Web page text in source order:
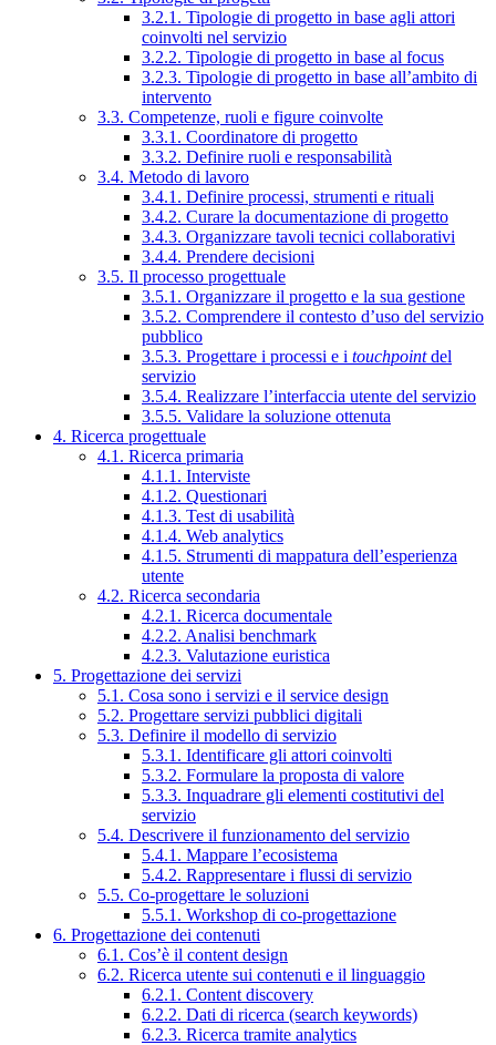
3.2.1. Tipologie di progetto in base agli attori
coinvolti nel servizio
3.2.2. Tipologie di progetto in base al focus
3.2.3. Tipologie di progetto in base all’ambito di
intervento
3.3. Competenze, ruoli e figure coinvolte
3.3.1. Coordinatore di progetto
3.3.2. Definire ruoli e responsabilità
3.4. Metodo di lavoro
3.4.1. Definire processi, strumenti e rituali
3.4.2. Curare la documentazione di progetto
3.4.3. Organizzare tavoli tecnici collaborativi
3.4.4. Prendere decisioni
3.5. Il processo progettuale
3.5.1. Organizzare il progetto e la sua gestione
3.5.2. Comprendere il contesto d’uso del servizio
pubblico
3.5.3. Progettare i processi e i touchpointdel
servizio
3.5.4. Realizzare l’interfaccia utente del servizio
3.5.5. Validare la soluzione ottenuta
4. Ricerca progettuale
4.1. Ricerca primaria
4.1.1. Interviste
4.1.2. Questionari
4.1.3. Test di usabilità
4.1.4. Web analytics
4.1.5. Strumenti di mappatura dell’esperienza
utente
4.2. Ricerca secondaria
4.2.1. Ricerca documentale
4.2.2. Analisi benchmark
4.2.3. Valutazione euristica
5. Progettazione dei servizi
5.1. Cosa sono i servizi e il service design
5.2. Progettare servizi pubblici digitali
5.3. Definire il modello di servizio
5.3.1. Identificare gli attori coinvolti
5.3.2. Formulare la proposta di valore
5.3.3. Inquadrare gli elementi costitutivi del
servizio
5.4. Descrivere il funzionamento del servizio
5.4.1. Mappare l’ecosistema
5.4.2. Rappresentare i flussi di servizio
5.5. Co-progettare le soluzioni
5.5.1. Workshop di co-progettazione
6. Progettazione dei contenuti
6.1. Cos’è il content design
6.2. Ricerca utente sui contenuti e il linguaggio
6.2.1. Content discovery
6.2.2. Dati di ricerca (search keywords)
6.2.3. Ricerca tramite analytics